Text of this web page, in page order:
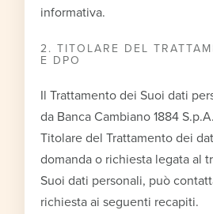
informativa.
2. TITOLARE DEL
E DPO
Il Trattamento dei Suoi dati
da Banca Cambiano 1884
Titolare del Trattamento dei
domanda o richiesta legata al
Suoi dati personali, può
richiesta ai seguenti recapiti.